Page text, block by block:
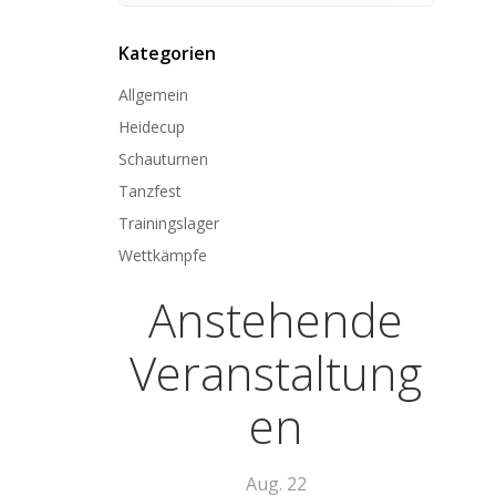
Kategorien
Allgemein
Heidecup
Schauturnen
Tanzfest
Trainingslager
Wettkämpfe
Anstehende
Veranstaltung
en
Aug. 22